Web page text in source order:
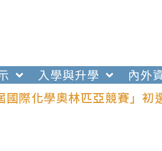
入學與升學
內外
際化學奧林匹亞競賽」初